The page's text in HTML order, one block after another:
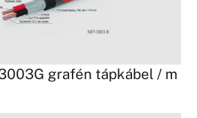
grafén tápkábel / m